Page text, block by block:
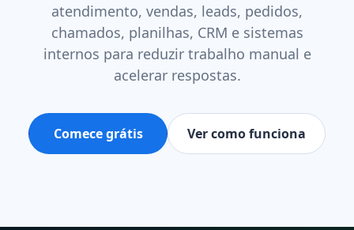
atendimento, vendas, leads, pedidos,
chamados, planilhas, CRM e sistemas
internos para reduzir trabalho manual e
acelerar respostas.
Comece grátis Ver como funciona